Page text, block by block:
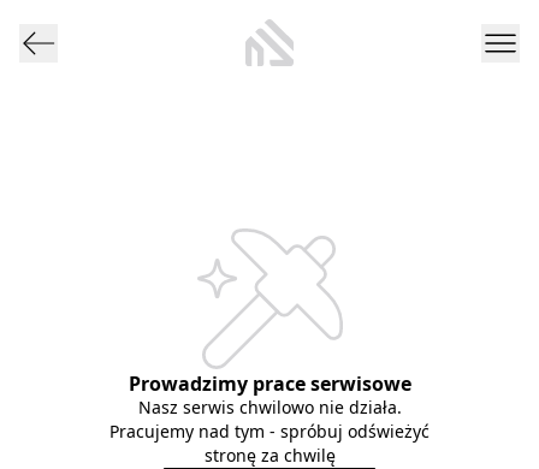
Prowadzimy prace serwisowe
Nasz serwis chwilowo nie działa.
Pracujemy nad tym - spróbuj odświeżyć
stronę za chwilę